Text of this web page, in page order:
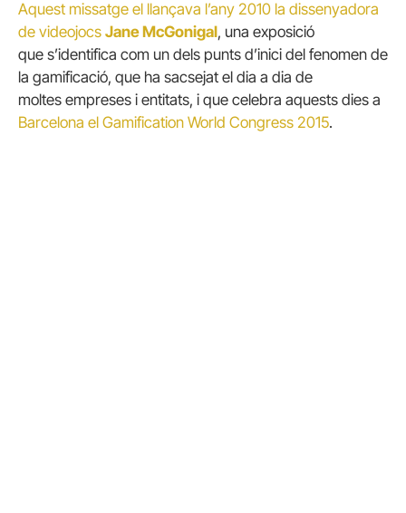
Aquest missatge el llançava l’any 2010 la dissenyadora
de videojocs Jane McGonigal, una exposició
que s’identifica com un dels punts d’inici del fenomen de
la gamificació, que ha sacsejat el dia a dia de
moltes empreses i entitats, i que celebra aquests dies a
Barcelona el Gamification World Congress 2015.